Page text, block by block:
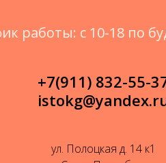
работы: с 10-18 по
+7(911) 832-55-
ул. Полоцкая д. 14 к1